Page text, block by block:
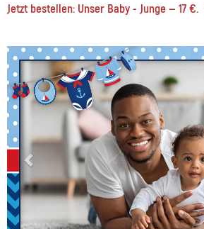
Jetzt bestellen: Unser Baby - Junge — 17 €.